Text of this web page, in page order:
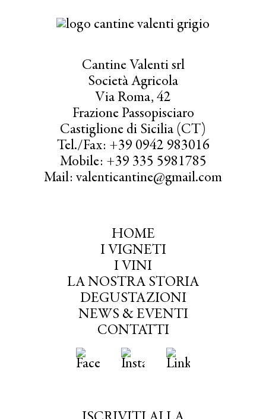
Cantine Valenti srl
Società Agricola
Via Roma, 42
Frazione Passopisciaro
Castiglione di Sicilia (CT)
Tel./Fax: +39 0942 983016
Mobile: +39 335 5981785
Mail: valenticantine@gmail.com
HOME
I VIGNETI
I VINI
LA NOSTRA STORIA
DEGUSTAZIONI
NEWS & EVENTI
CONTATTI